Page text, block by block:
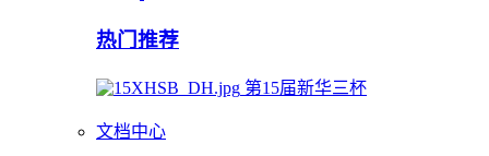
热门推荐
第15届新华三杯
文档中心